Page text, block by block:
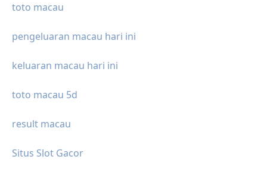
toto macau
pengeluaran macau hari ini
keluaran macau hari ini
toto macau 5d
result macau
Situs Slot Gacor